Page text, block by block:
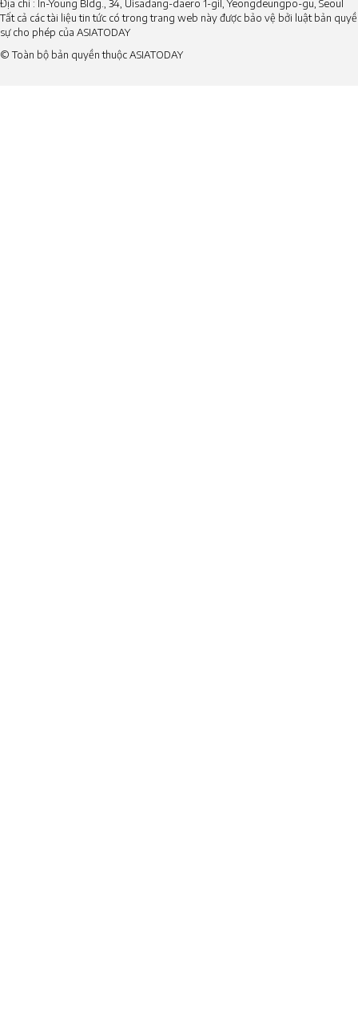
Địa chỉ : In-Young Bldg., 34, Uisadang-daero 1-gil, Yeongdeungpo-gu, Seoul
Tất cả các tài liệu tin tức có trong trang web này được bảo vệ bởi luật bản
sự cho phép của ASIATODAY
© Toàn bộ bản quyền thuộc ASIATODAY